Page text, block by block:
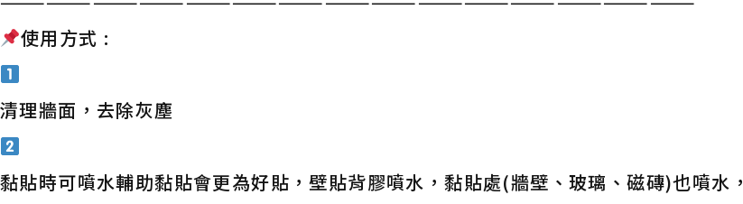
使用方式 :
清理牆面，去除灰塵
黏貼時可噴水輔助黏貼會更為好貼，壁貼背膠噴水，黏貼處(牆壁、玻璃、磁磚)也噴水，